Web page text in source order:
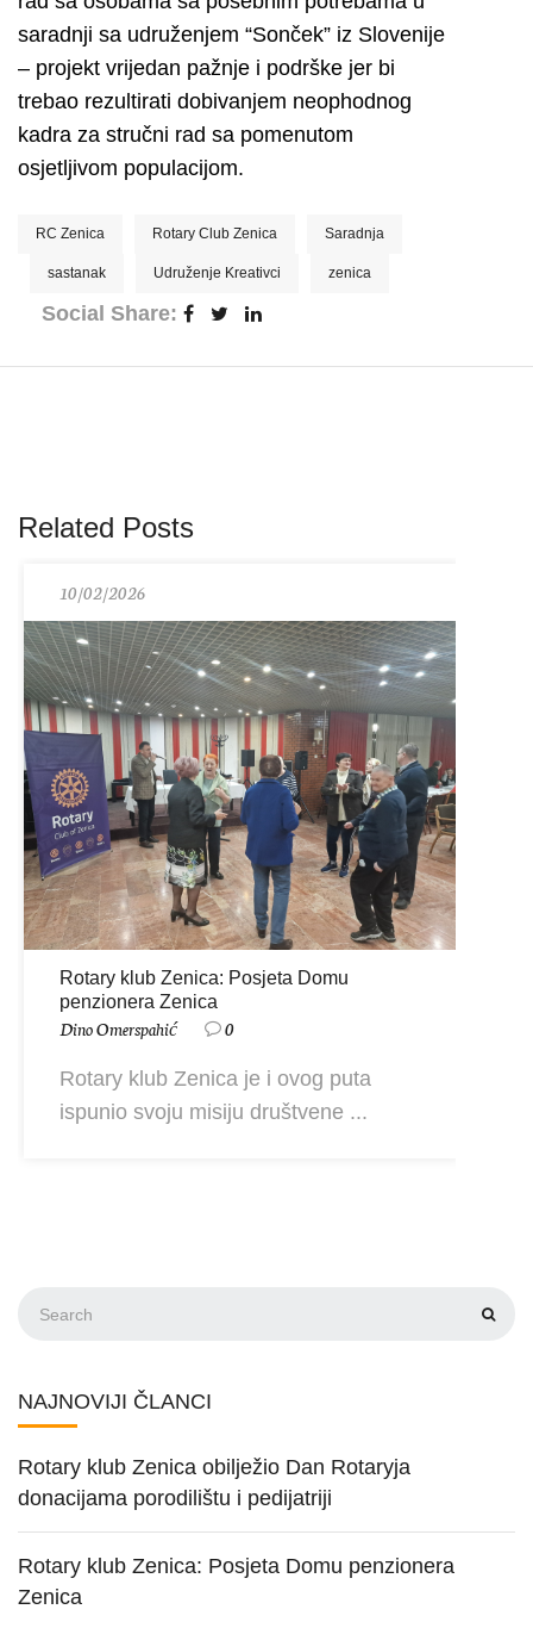
saradnji sa udruženjem “Sonček” iz Slovenije
– projekt vrijedan pažnje i podrške jer bi
trebao rezultirati dobivanjem neophodnog
kadra za stručni rad sa pomenutom
osjetljivom populacijom.
RC Zenica Rotary Club Zenica Saradnja
sastanak Udruženje Kreativci zenica
Social Share:
Related Posts
10/02/2026
Rotary klub Zenica: Posjeta Domu
penzionera Zenica
Dino Omerspahić 0
Rotary klub Zenica je i ovog puta
ispunio svoju misiju društvene ...
NAJNOVIJI ČLANCI
Rotary klub Zenica obilježio Dan Rotaryja
donacijama porodilištu i pedijatriji
Rotary klub Zenica: Posjeta Domu penzionera
Zenica